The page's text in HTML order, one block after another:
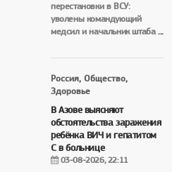
перестановки в ВСУ:
уволены командующий
медсил и начальник штаба...
Россия, Общество,
Здоровье
В Азове выясняют
обстоятельства заражения
ребёнка ВИЧ и гепатитом
С в больнице
03-08-2026, 22:11